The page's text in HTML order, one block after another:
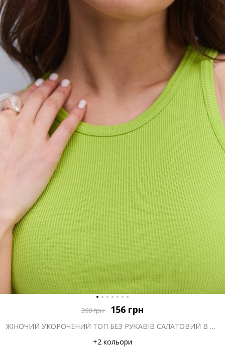
390грн 156 грн
ЖІНОЧИЙ УКОРОЧЕНИЙ ТОП БЕЗ РУКАВІВ САЛАТОВИЙ В РУБЧИК
+2 кольори